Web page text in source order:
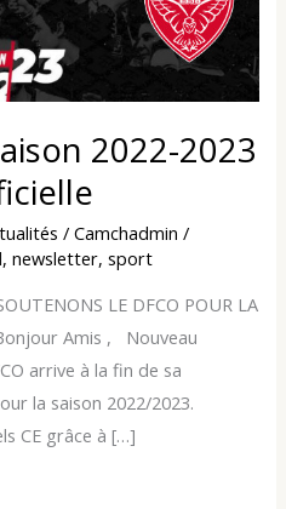
2022-2023
/Camchadmin/
,newsletter,sport
LE DFCO POUR LA
Amis , Nouveau
arrive à la fin de sa
la saison 2022/2023.
CE grâce à […]